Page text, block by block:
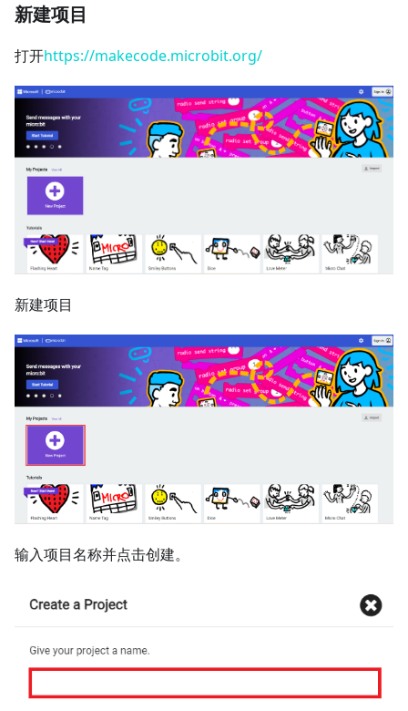
新建项目
打开https://makecode.microbit.org/
新建项目
输入项目名称并点击创建。